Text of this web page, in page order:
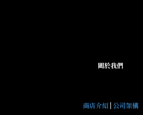
關於我們
商店介紹| 公司架構